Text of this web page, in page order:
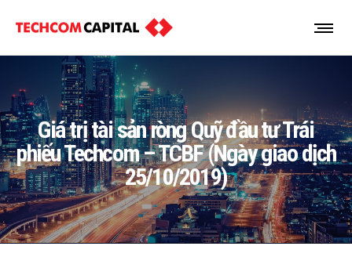
Giá trị tài sản ròng Quỹ đầu tư Trái
phiếu Techcom – TCBF (Ngày giao dịch
25/10/2019)